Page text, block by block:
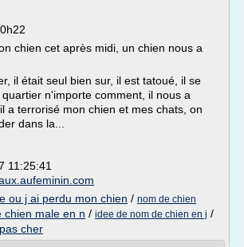
chien cet après midi, un chien nous a
il était seul bien sur, il est tatoué, il se
n'importe comment, il nous a
a terrorisé mon chien et mes chats, on
dans la...
11:25:41
ou j ai perdu mon chien / nom de chien
chien male en n / idee de nom de chien en j /
cher